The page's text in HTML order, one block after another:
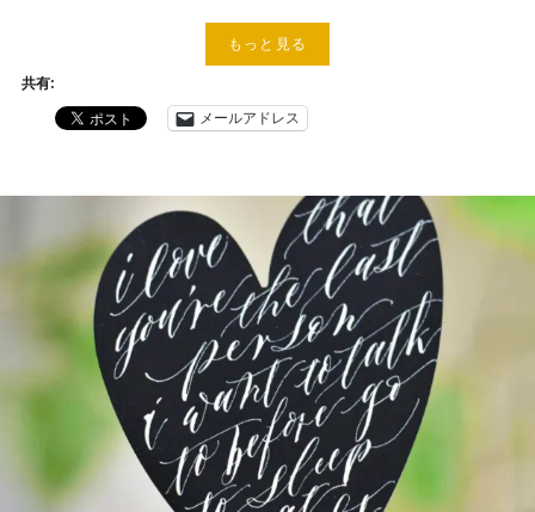
もっと見る
共有:
メールアドレス